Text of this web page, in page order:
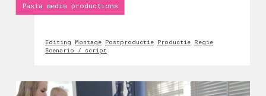
Pasta media productions
Editing Montage Postproductie Productie Regie
Scenario / script